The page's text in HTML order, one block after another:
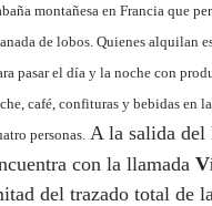
montañesa en Francia que
de lobos. Quienes alquilan
pasar el día y la noche con
café, confituras y bebidas en
personas. A la salida del
con la llamada
del trazado total de